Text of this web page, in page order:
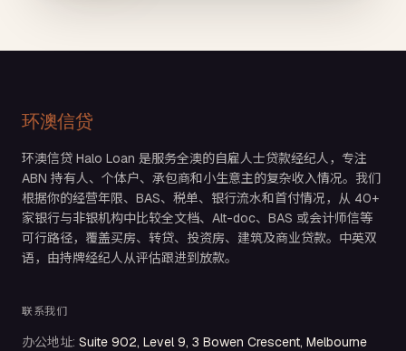
环澳信贷
环澳信贷 Halo Loan 是服务全澳的自雇人士贷款经纪人，专注
ABN 持有人、个体户、承包商和小生意主的复杂收入情况。我们
根据你的经营年限、BAS、税单、银行流水和首付情况，从 40+
家银行与非银机构中比较全文档、Alt-doc、BAS 或会计师信等
可行路径，覆盖买房、转贷、投资房、建筑及商业贷款。中英双
语，由持牌经纪人从评估跟进到放款。
联系我们
办公地址: Suite 902, Level 9, 3 Bowen Crescent, Melbourne